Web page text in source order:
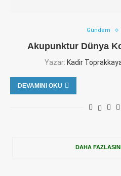
Gündem
Akupunktur Dünya
Yazar: Kadir
DEVAMINI OKU
DAHA